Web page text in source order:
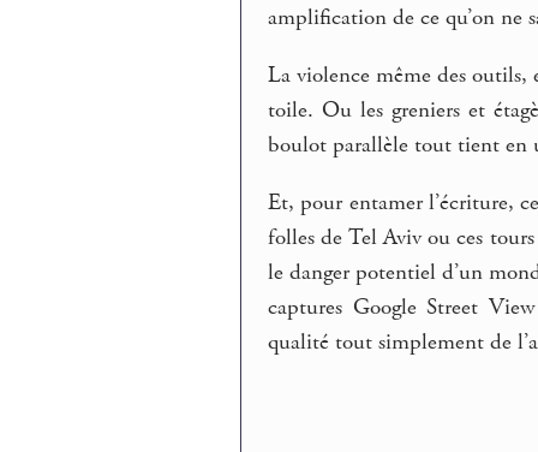
amplification de ce qu’on ne
La violence même des
toile. Ou les greniers et
boulot parallèle tout tient en
Et, pour entamer l’écriture,
folles de Tel Aviv ou ces
le danger potentiel d’un
captures Google Street
qualité tout simplement de